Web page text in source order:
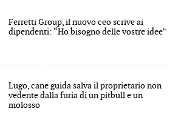
Ferretti Group, il nuovo ceo scrive ai
dipendenti: “Ho bisogno delle vostre idee”
Lugo, cane guida salva il proprietario non
vedente dalla furia di un pitbull e un
molosso